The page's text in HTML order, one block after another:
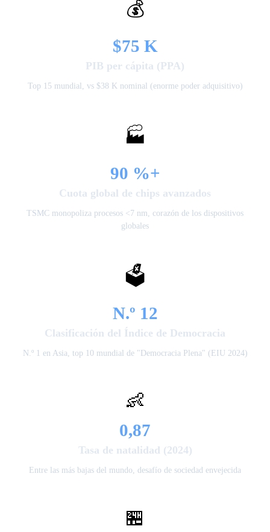
💰
$75 K
PIB per cápita (PPA)
Top 15 mundial, vs $38 K nominal (enorme poder adquisitivo)
🏭
90 %+
Cuota global de chips avanzados
TSMC monopoliza procesos <7 nm, corazón de los dispositivos
globales
🗳️
N.º 12
Clasificación del Índice de Democracia
N.º 1 en Asia, top 10 mundial de "Democracia Plena" (EIU 2024)
👶
0,87
Tasa de natalidad (2024)
Entre las más bajas del mundo, desafío de sociedad envejecida
🏪